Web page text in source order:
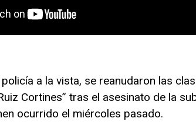
a la vista, se reanudaron las
Cortines” tras el asesinato de la
ocurrido el miércoles pasado.